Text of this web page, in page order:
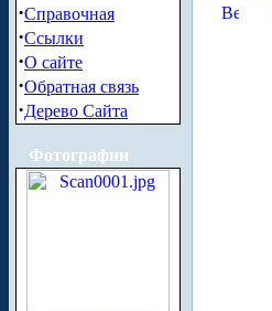
·Справочная
·Ссылки
·О сайте
·Обратная связь
·Дерево Сайта
Фотографии